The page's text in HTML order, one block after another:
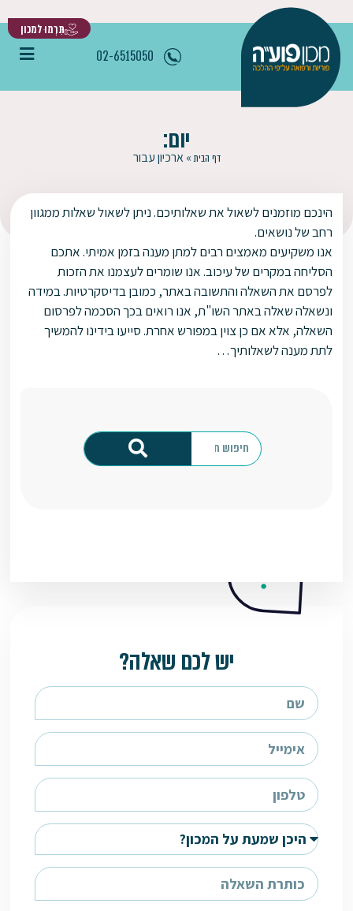
תִּרְמוּ למכון
02-6515050
יום:
דף הבית»ארכיון עבור
יש לכם שאלה?
הינכם מוזמנים לשאול את שאלותיכם. ניתן לשאול שאלות ממגוון
רחב של נושאים.
אנו משקיעים מאמצים רבים למתן מענה בזמן אמיתי. אתכם
הסליחה במקרים של עיכוב. אנו שומרים לעצמנו את הזכות
לפרסם את השאלה והתשובה באתר, כמובן בדיסקרטיות. במידה
ונשאלה שאלה באתר השו"ת, אנו רואים בכך הסכמה לפרסום
השאלה, אלא אם כן צוין במפורש אחרת. סייעו בידינו להמשיך
לתת מענה לשאלותיך…